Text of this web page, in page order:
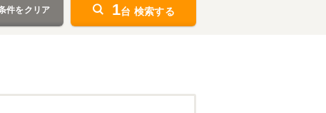
件をクリア 1台 検索する